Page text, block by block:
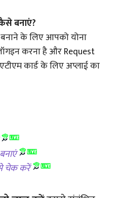
बनाएं?
बनाने के लिए आपको योना
करना है और Request
कार्ड के लिए अप्लाई का
चेक करें